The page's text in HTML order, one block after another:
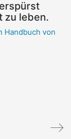
zu leben.
Handbuch von